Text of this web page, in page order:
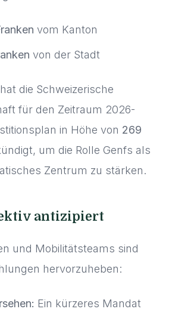
vom Kanton
von der Stadt
die Schweizerische
für den Zeitraum 2026-
in Höhe von 269
um die Rolle Genfs als
Zentrum zu stärken.
antizipiert
und Mobilitätsteams sind
hervorzuheben:
Ein kürzeres Mandat